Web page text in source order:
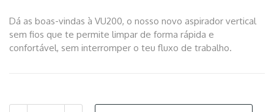
Dá as boas-vindas à VU200, o nosso novo aspirador vertical
sem fios que te permite limpar de forma rápida e
confortável, sem interromper o teu fluxo de trabalho.